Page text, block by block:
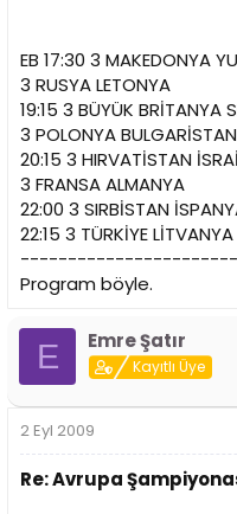
EB 17:30 3 MAKEDONYA
3 RUSYA LETONYA
19:15 3 BÜYÜK BRİTANYA
3 POLONYA BULGARİSTAN
20:15 3 HIRVATİSTAN
3 FRANSA ALMANYA
22:00 3 SIRBİSTAN
22:15 3 TÜRKİYE LİTVANYA
Program böyle.
E Emre Şatır
Kayıtlı Üye
2 Eyl 2009
Re: Avrupa